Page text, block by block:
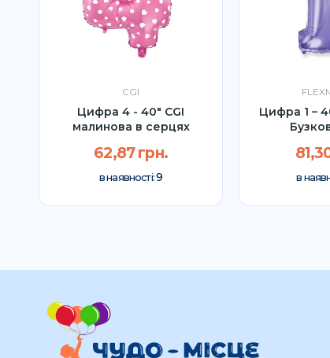
CGI
Цифра 4 - 40" CGI
малинова в серцях
62,87 грн.
в наявності:9
Цифра 1 –
в